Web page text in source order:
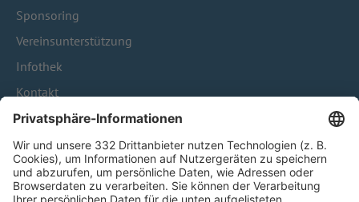
Sponsoring
Vereinsunterstützung
Infothek
Kontakt
HÄUFIG BESUCHTE SEITEN
Pässe und Vereinswechsel
Trainerausbildung